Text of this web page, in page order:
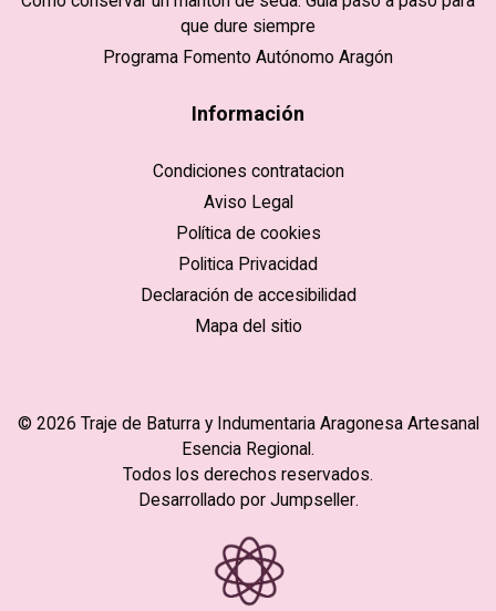
que dure siempre
Programa Fomento Autónomo Aragón
Información
Condiciones contratacion
Aviso Legal
Política de cookies
Politica Privacidad
Declaración de accesibilidad
Mapa del sitio
© 2026 Traje de Baturra y Indumentaria Aragonesa Artesanal
Esencia Regional.
Todos los derechos reservados.
Desarrollado por Jumpseller.